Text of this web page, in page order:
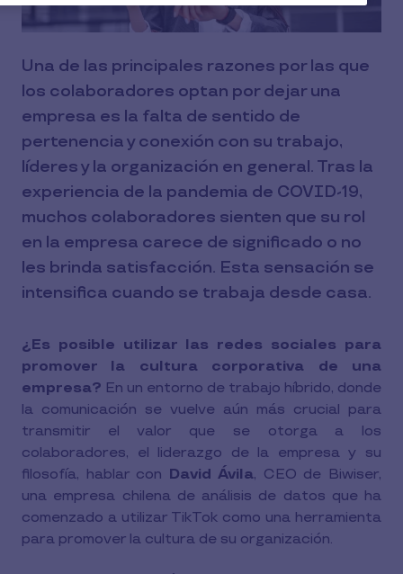
Una de las principales razones por las que
los colaboradores optan por dejar una
empresa es la falta de sentido de
pertenencia y conexión con su trabajo,
líderes y la organización en general. Tras la
experiencia de la pandemia de COVID-19,
muchos colaboradores sienten que su rol
en la empresa carece de significado o no
les brinda satisfacción. Esta sensación se
intensifica cuando se trabaja desde casa.
¿Es posible utilizar las redes sociales para
promover la cultura corporativa de una
empresa? En un entorno de trabajo híbrido, donde
la comunicación se vuelve aún más crucial para
transmitir el valor que se otorga a los
colaboradores, el liderazgo de la empresa y su
filosofía, hablar con David Ávila, CEO de Biwiser,
una empresa chilena de análisis de datos que ha
comenzado a utilizar TikTok como una herramienta
para promover la cultura de su organización.